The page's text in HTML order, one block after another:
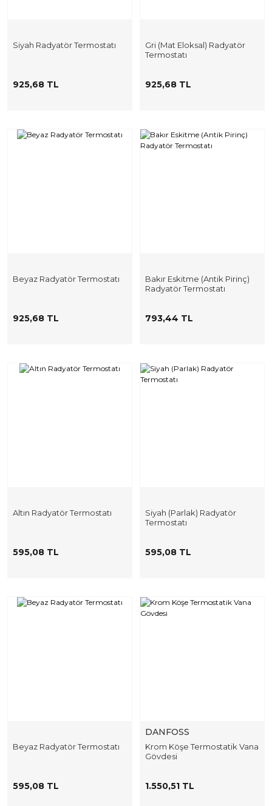
Siyah Radyatör Termostatı
925,68 TL
Gri (Mat Eloksal) Radyatör
Termostatı
925,68 TL
Beyaz Radyatör Termostatı
925,68 TL
Bakır Eskitme (Antik Pirinç)
Radyatör Termostatı
793,44 TL
Altın Radyatör Termostatı
595,08 TL
Siyah (Parlak) Radyatör
Termostatı
595,08 TL
Beyaz Radyatör Termostatı
595,08 TL
DANFOSS
Krom Köşe Termostatik Vana
Gövdesi
1.550,51 TL